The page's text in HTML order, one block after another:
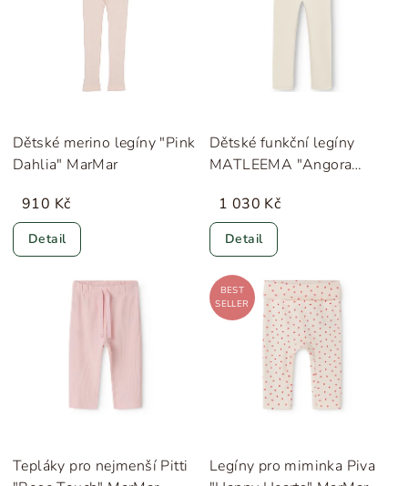
Dětské merino legíny "Pink
Dahlia" MarMar
910 Kč
Detail
Dětské funkční legíny
MATLEEMA "Angora
1 030 Kč
Detail
Tepláky pro nejmenší Pitti
BEST
SELLER
Legíny pro miminka Piva